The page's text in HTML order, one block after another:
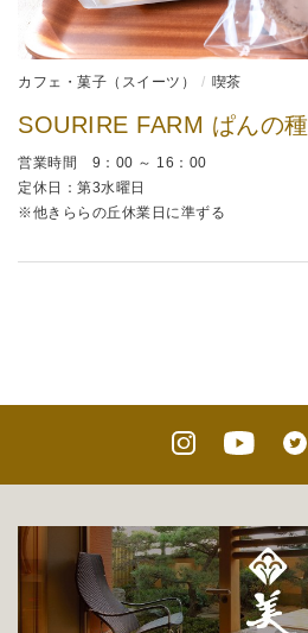
カフェ・菓子（スイーツ） 喫茶
SOURIRE FARM ぱんの種
営業時間 9：00 ～ 16：00
定休日：第3水曜日
※他きららの丘休業日に準ずる